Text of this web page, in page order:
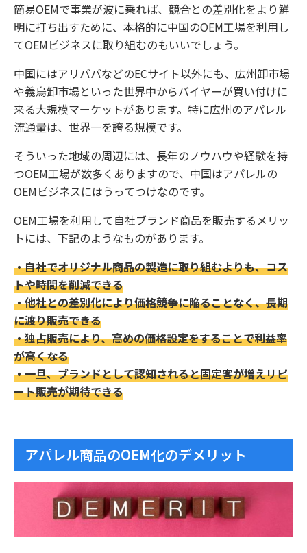
簡易OEMで事業が波に乗れば、競合との差別化をより鮮
明に打ち出すために、本格的に中国のOEM工場を利用し
てOEMビジネスに取り組むのもいいでしょう。
中国にはアリババなどのECサイト以外にも、広州卸市場
や義烏卸市場といった世界中からバイヤーが買い付けに
来る大規模マーケットがあります。特に広州のアパレル
流通量は、世界一を誇る規模です。
そういった地域の周辺には、長年のノウハウや経験を持
つOEM工場が数多くありますので、中国はアパレルの
OEMビジネスにはうってつけなのです。
OEM工場を利用して自社ブランド商品を販売するメリッ
トには、下記のようなものがあります。
・自社でオリジナル商品の製造に取り組むよりも、コス
トや時間を削減できる
・他社との差別化により価格競争に陥ることなく、長期
に渡り販売できる
・独占販売により、高めの価格設定をすることで利益率
が高くなる
・一旦、ブランドとして認知されると固定客が増えリピ
ート販売が期待できる
アパレル商品のOEM化のデメリット